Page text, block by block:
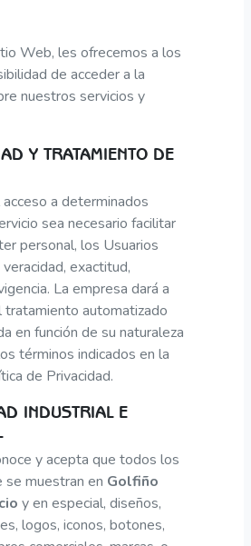
Web, les ofrecemos a los
de acceder a la
nuestros servicios y
Y TRATAMIENTO DE
a determinados
sea necesario facilitar
personal, los Usuarios
exactitud,
La empresa dará a
tratamiento automatizado
en función de su naturaleza
términos indicados en la
de Privacidad.
INDUSTRIAL E
y acepta que todos los
se muestran en Golfiño
y en especial, diseños,
logos, iconos, botones,